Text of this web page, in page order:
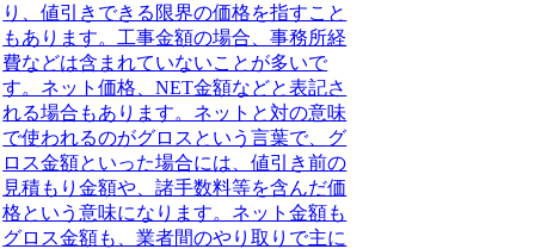
り、値引きできる限界の価格を指すこと
もあります。工事金額の場合、事務所経
費などは含まれていないことが多いで
す。ネット価格、NET金額などと表記さ
れる場合もあります。ネットと対の意味
で使われるのがグロスという言葉で、 グ
ロス金額といった場合には、値引き前の
見積もり金額や、諸手数料等を含んだ価
格という意味になります。ネット金額も
グロス金額も、業者間のやり取りで主に